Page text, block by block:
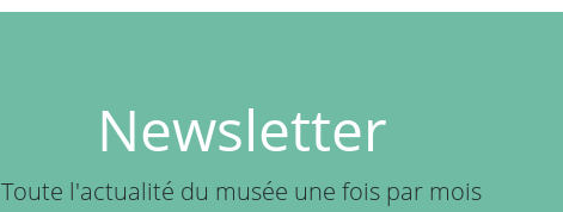
Newsletter
Toute l'actualité du musée une fois par mois